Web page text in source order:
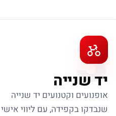
3
יד שנייה
אופנועים וקטנועים יד שנייה
שנבדקו בקפידה, עם ליווי אישי